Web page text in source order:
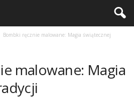
Bombki ręcznie malowane: Magia świątecznej
malowane: Magia